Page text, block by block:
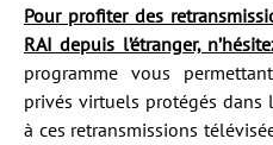
Pour profiter des
RAI depuis l’étranger,
programme vous
privés virtuels protégés dans
à ces retransmissions